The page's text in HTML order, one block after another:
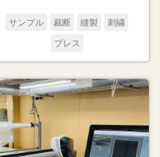
サンプル 裁断 縫製 刺繍
プレス